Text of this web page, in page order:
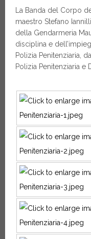
La Banda del Corpo
maestro Stefano
della Gendarmeria
disciplina e
Polizia Penitenziaria,
Polizia Penitenziaria e